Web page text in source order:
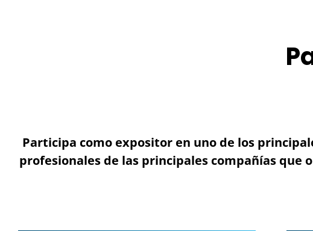
Participa como expositor en uno de los
profesionales de las principales compañías que